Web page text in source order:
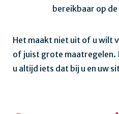
bereikbaar op
Het maakt niet uit of u wilt
of juist grote maatregelen.
u altijd iets dat bij u en uw